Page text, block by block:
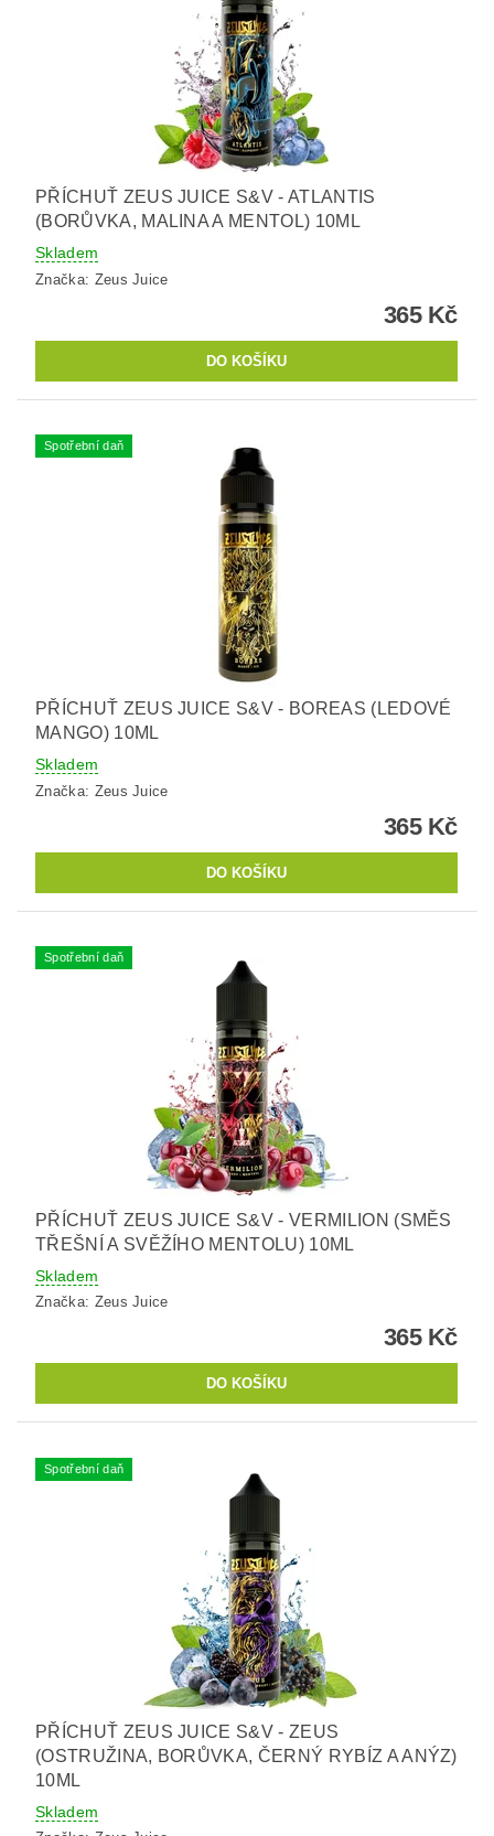
PŘÍCHUŤ ZEUS JUICE S&V - ATLANTIS
(BORŮVKA, MALINA A MENTOL) 10ML
Skladem
Značka: Zeus Juice
365 Kč
Spotřební daň
PŘÍCHUŤ ZEUS JUICE S&V - BOREAS (LEDOVÉ
MANGO) 10ML
Skladem
Značka: Zeus Juice
365 Kč
Spotřební daň
PŘÍCHUŤ ZEUS JUICE S&V - VERMILION (SMĚS
TŘEŠNÍ A SVĚŽÍHO MENTOLU) 10ML
Skladem
Značka: Zeus Juice
365 Kč
Spotřební daň
PŘÍCHUŤ ZEUS JUICE S&V - ZEUS
(OSTRUŽINA, BORŮVKA, ČERNÝ RYBÍZ A ANÝZ)
10ML
Skladem